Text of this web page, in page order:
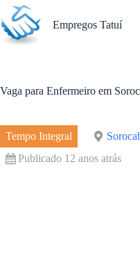
Pular
para
o
conteúdo
Empregos Tatuí
Vaga para Enfermeiro em
Tempo Integral
Publicado 12 anos atrás